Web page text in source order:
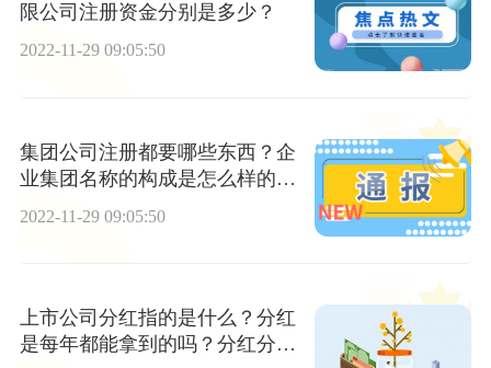
限公司注册资金分别是多少？
2022-11-29 09:05:50
集团公司注册都要哪些东西？企
业集团名称的构成是怎么样的
2022-11-29 09:05:50
上市公司分红指的是什么？分红
是每年都能拿到的吗？分红分为